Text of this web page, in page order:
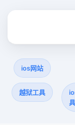
ios网站
越狱工具
具